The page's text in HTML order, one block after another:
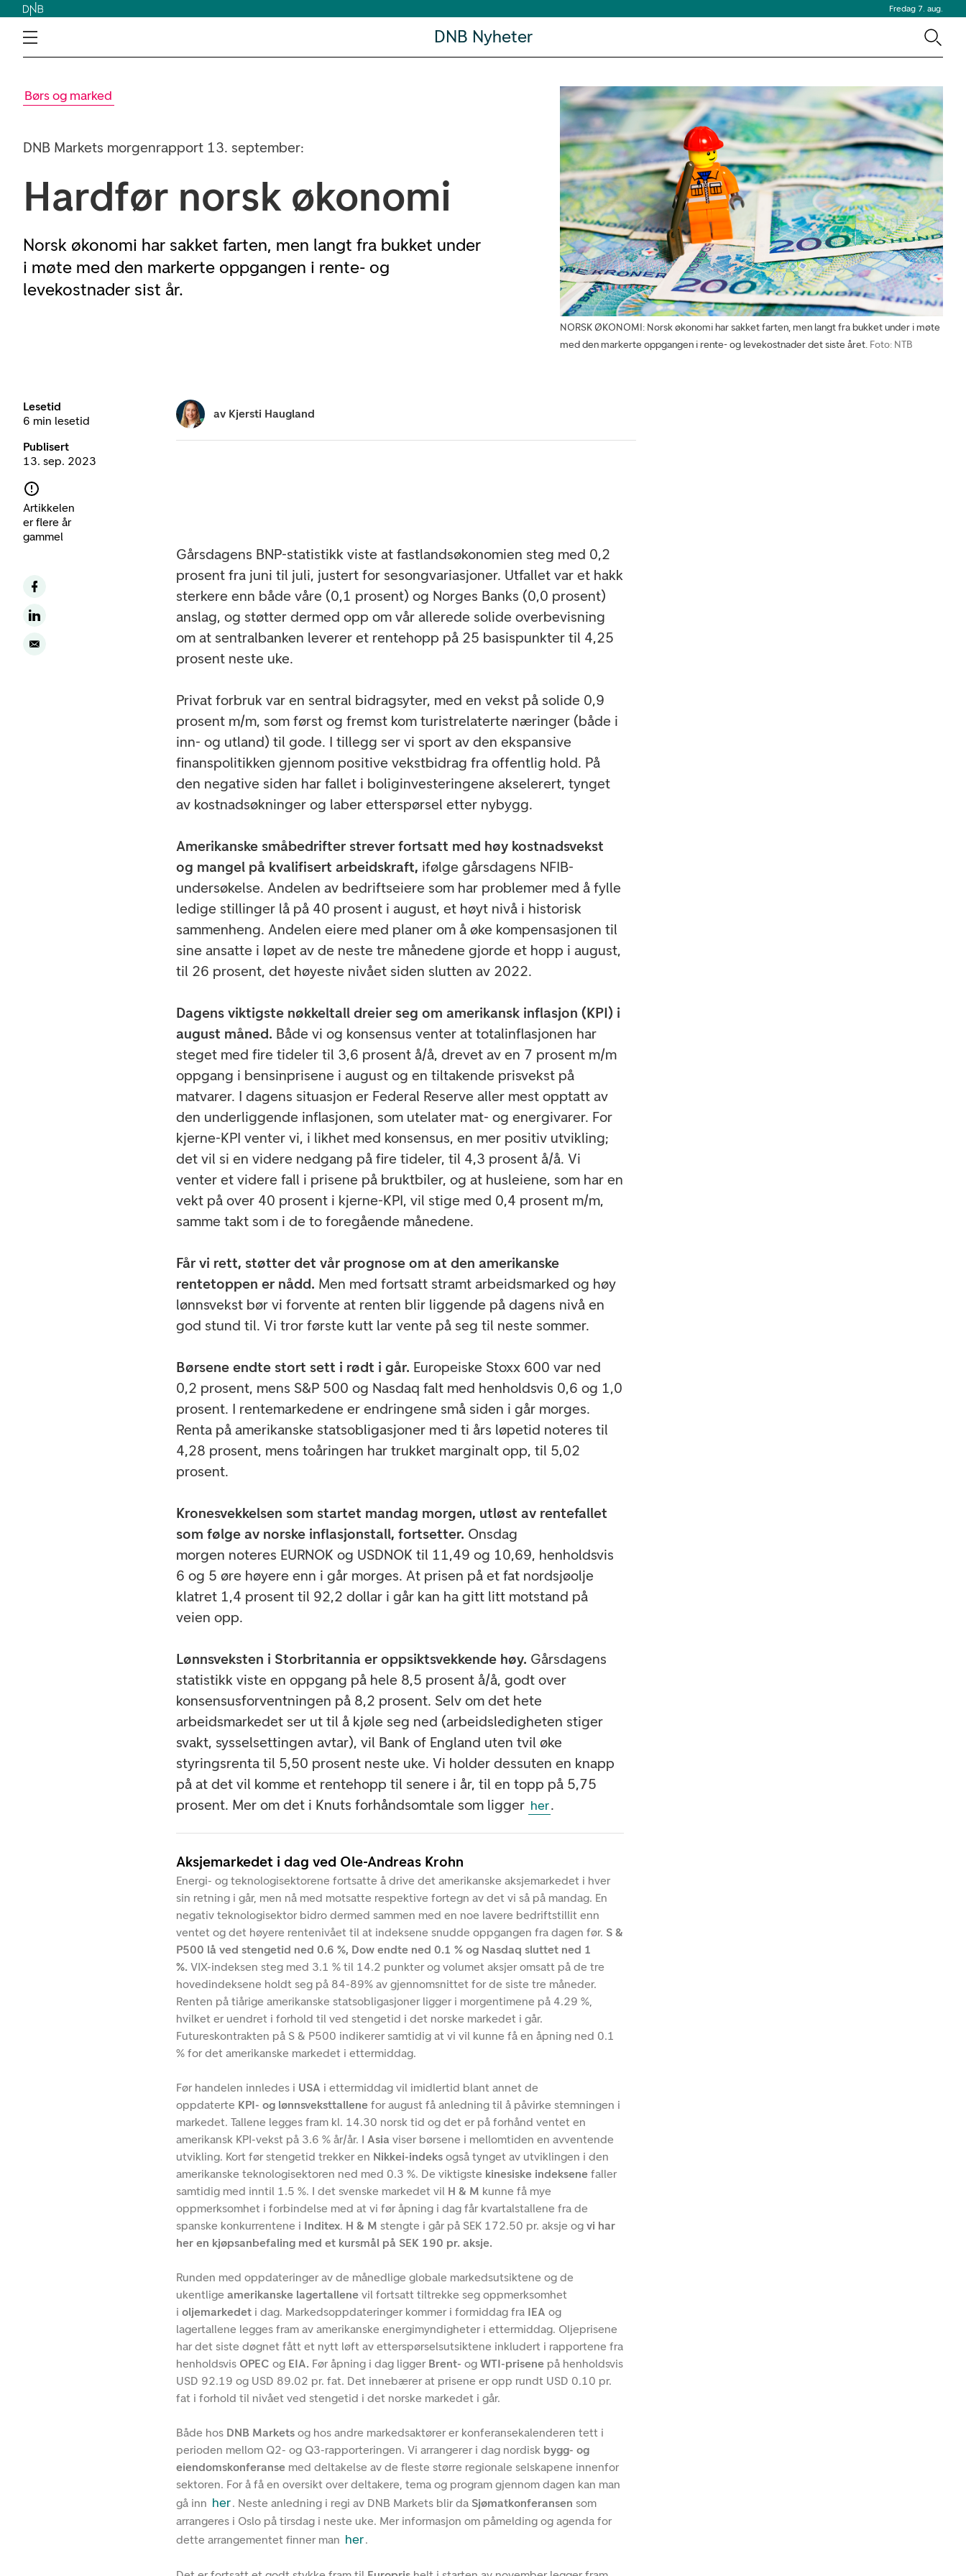
Fredag 7. aug.
DNB Nyheter
Børs og marked
DNB Markets morgenrapport 13. september:
Hardfør norsk økonomi
Norsk økonomi har sakket farten, men langt fra bukket under
i møte med den markerte oppgangen i rente- og
levekostnader sist år.
NORSK ØKONOMI: Norsk økonomi har sakket farten, men langt fra bukket under i møte
med den markerte oppgangen i rente- og levekostnader det siste året. Foto: NTB
Lesetid
6 min lesetid
Publisert
13. sep. 2023
Artikkelen
er flere år
gammel
av Kjersti Haugland
Gårsdagens BNP-statistikk viste at fastlandsøkonomien steg med 0,2
prosent fra juni til juli, justert for sesongvariasjoner. Utfallet var et hakk
sterkere enn både våre (0,1 prosent) og Norges Banks (0,0 prosent)
anslag, og støtter dermed opp om vår allerede solide overbevisning
om at sentralbanken leverer et rentehopp på 25 basispunkter til 4,25
prosent neste uke.
Privat forbruk var en sentral bidragsyter, med en vekst på solide 0,9
prosent m/m, som først og fremst kom turistrelaterte næringer (både i
inn- og utland) til gode. I tillegg ser vi sport av den ekspansive
finanspolitikken gjennom positive vekstbidrag fra offentlig hold. På
den negative siden har fallet i boliginvesteringene akselerert, tynget
av kostnadsøkninger og laber etterspørsel etter nybygg.
Amerikanske småbedrifter strever fortsatt med høy kostnadsvekst
og mangel på kvalifisert arbeidskraft, ifølge gårsdagens NFIB-
undersøkelse. Andelen av bedriftseiere som har problemer med å fylle
ledige stillinger lå på 40 prosent i august, et høyt nivå i historisk
sammenheng. Andelen eiere med planer om å øke kompensasjonen til
sine ansatte i løpet av de neste tre månedene gjorde et hopp i august,
til 26 prosent, det høyeste nivået siden slutten av 2022.
Dagens viktigste nøkkeltall dreier seg om amerikansk inflasjon (KPI) i
august måned. Både vi og konsensus venter at totalinflasjonen har
steget med fire tideler til 3,6 prosent å/å, drevet av en 7 prosent m/m
oppgang i bensinprisene i august og en tiltakende prisvekst på
matvarer. I dagens situasjon er Federal Reserve aller mest opptatt av
den underliggende inflasjonen, som utelater mat- og energivarer. For
kjerne-KPI venter vi, i likhet med konsensus, en mer positiv utvikling;
det vil si en videre nedgang på fire tideler, til 4,3 prosent å/å. Vi
venter et videre fall i prisene på bruktbiler, og at husleiene, som har en
vekt på over 40 prosent i kjerne-KPI, vil stige med 0,4 prosent m/m,
samme takt som i de to foregående månedene.
Får vi rett, støtter det vår prognose om at den amerikanske
rentetoppen er nådd. Men med fortsatt stramt arbeidsmarked og høy
lønnsvekst bør vi forvente at renten blir liggende på dagens nivå en
god stund til. Vi tror første kutt lar vente på seg til neste sommer.
Børsene endte stort sett i rødt i går. Europeiske Stoxx 600 var ned
0,2 prosent, mens S&P 500 og Nasdaq falt med henholdsvis 0,6 og 1,0
prosent. I rentemarkedene er endringene små siden i går morges.
Renta på amerikanske statsobligasjoner med ti års løpetid noteres til
4,28 prosent, mens toåringen har trukket marginalt opp, til 5,02
prosent.
Kronesvekkelsen som startet mandag morgen, utløst av rentefallet
som følge av norske inflasjonstall, fortsetter. Onsdag
morgen noteres EURNOK og USDNOK til 11,49 og 10,69, henholdsvis
6 og 5 øre høyere enn i går morges. At prisen på et fat nordsjøolje
klatret 1,4 prosent til 92,2 dollar i går kan ha gitt litt motstand på
veien opp.
Lønnsveksten i Storbritannia er oppsiktsvekkende høy. Gårsdagens
statistikk viste en oppgang på hele 8,5 prosent å/å, godt over
konsensusforventningen på 8,2 prosent. Selv om det hete
arbeidsmarkedet ser ut til å kjøle seg ned (arbeidsledigheten stiger
svakt, sysselsettingen avtar), vil Bank of England uten tvil øke
styringsrenta til 5,50 prosent neste uke. Vi holder dessuten en knapp
på at det vil komme et rentehopp til senere i år, til en topp på 5,75
prosent. Mer om det i Knuts forhåndsomtale som ligger her.
Aksjemarkedet i dag ved Ole-Andreas Krohn
Energi- og teknologisektorene fortsatte å drive det amerikanske aksjemarkedet i hver
sin retning i går, men nå med motsatte respektive fortegn av det vi så på mandag. En
negativ teknologisektor bidro dermed sammen med en noe lavere bedriftstillit enn
ventet og det høyere rentenivået til at indeksene snudde oppgangen fra dagen før. S &
P500 lå ved stengetid ned 0.6 %, Dow endte ned 0.1 % og Nasdaq sluttet ned 1
%.VIX-indeksen steg med 3.1 % til 14.2 punkter og volumet aksjer omsatt på de tre
hovedindeksene holdt seg på 84-89% av gjennomsnittet for de siste tre måneder.
Renten på tiårige amerikanske statsobligasjoner ligger i morgentimene på 4.29 %,
hvilket er uendret i forhold til ved stengetid i det norske markedet i går.
Futureskontrakten på S & P500 indikerer samtidig at vi vil kunne få en åpning ned 0.1
% for det amerikanske markedet i ettermiddag.
Før handelen innledes i USA i ettermiddag vil imidlertid blant annet de
oppdaterte KPI- og lønnsveksttallene for august få anledning til å påvirke stemningen i
markedet. Tallene legges fram kl. 14.30 norsk tid og det er på forhånd ventet en
amerikansk KPI-vekst på 3.6 % år/år. I Asia viser børsene i mellomtiden en avventende
utvikling. Kort før stengetid trekker en Nikkei-indeks også tynget av utviklingen i den
amerikanske teknologisektoren ned med 0.3 %. De viktigste kinesiske indeksene faller
samtidig med inntil 1.5 %. I det svenske markedet vil H & M kunne få mye
oppmerksomhet i forbindelse med at vi før åpning i dag får kvartalstallene fra de
spanske konkurrentene i Inditex. H & M stengte i går på SEK 172.50 pr. aksje ogvi har
her en kjøpsanbefaling med et kursmål på SEK 190 pr. aksje.
Runden med oppdateringer av de månedlige globale markedsutsiktene og de
ukentligeamerikanske lagertallene vil fortsatt tiltrekke seg oppmerksomhet
ioljemarkedet i dag. Markedsoppdateringer kommer i formiddag fra IEA og
lagertallene legges fram av amerikanske energimyndigheter i ettermiddag. Oljeprisene
har det siste døgnet fått et nytt løft av etterspørselsutsiktene inkludert i rapportene fra
henholdsvis OPEC og EIA. Før åpning i dag ligger Brent- ogWTI-prisene på henholdsvis
USD 92.19 og USD 89.02 pr. fat. Det innebærer at prisene er opp rundt USD 0.10 pr.
fat i forhold til nivået ved stengetid i det norske markedet i går.
Både hos DNB Markets og hos andre markedsaktører er konferansekalenderen tett i
perioden mellom Q2- og Q3-rapporteringen. Vi arrangerer i dag nordisk bygg- og
eiendomskonferanse med deltakelse av de fleste større regionale selskapene innenfor
sektoren. For å få en oversikt over deltakere, tema og program gjennom dagen kan man
gå inn her. Neste anledning i regi av DNB Markets blir da Sjømatkonferansen som
arrangeres i Oslo på tirsdag i neste uke. Mer informasjon om påmelding og agenda for
dette arrangementet finner man her.